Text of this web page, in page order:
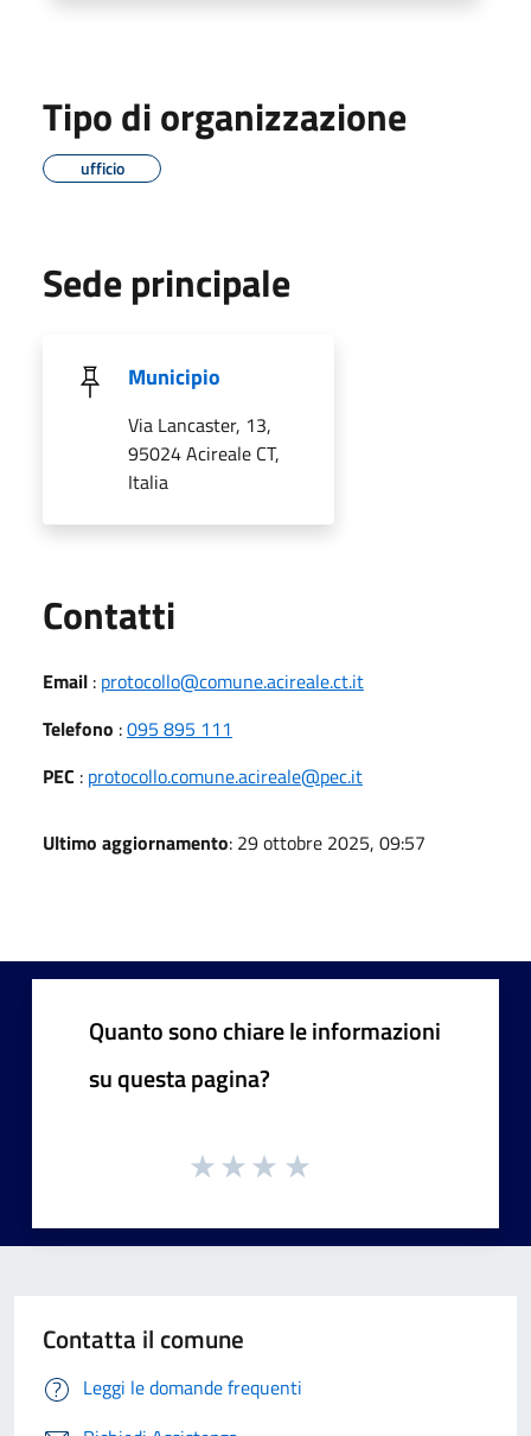
Tipo di organizzazione
ufficio
Sede principale
Municipio
Via Lancaster, 13,
95024 Acireale CT,
Italia
Contatti
Email : protocollo@comune.acireale.ct.it
Telefono :095 895 111
PEC : protocollo.comune.acireale@pec.it
Ultimo aggiornamento: 29 ottobre 2025, 09:57
Quanto sono chiare le informazioni
su questa pagina?
Contatta il comune
Leggi le domande frequenti